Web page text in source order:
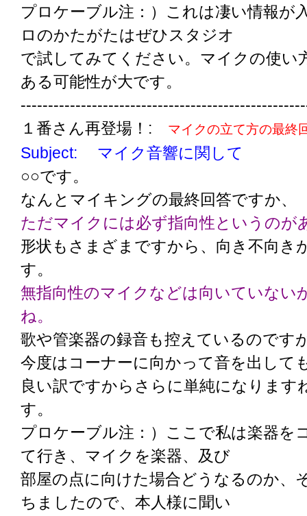
プロケーブル注：）これは凄い情報が
ロのかたがたはぜひスタジオ
で試してみてください。マイクの使い
ある可能性が大です。
１番さん再登場！:
マイクの立て方の最
Subject: マイク音響に関して
○○です。
なんとマイキングの最終回答ですか、
ただマイクには必ず指向性というのが
形状もさまざまですから、向き不向き
す。
無指向性のマイクなどは向いていない
ね。
歌や管楽器の録音も控えているのです
今度はコーナーに向かって音を出して
良い訳ですからさらに単純になります
す。
プロケーブル注：）ここで私は楽器を
て行き、マイクを楽器、及び
部屋の点に向けた場合どうなるのか、
ちましたので、本人様に聞い